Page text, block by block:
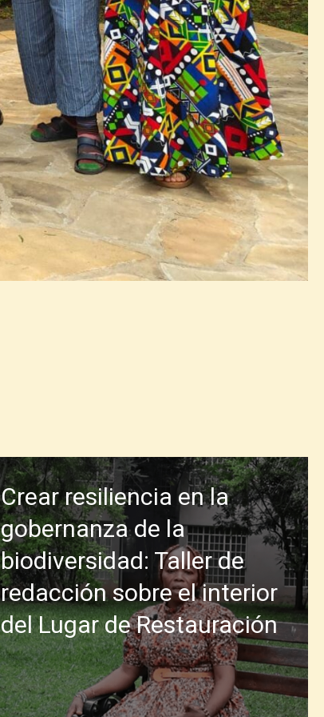
Crear resiliencia en la
gobernanza de la
biodiversidad: Taller de
redacción sobre el interior
del Lugar de Restauración